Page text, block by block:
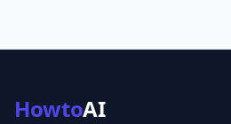
HowtoAI